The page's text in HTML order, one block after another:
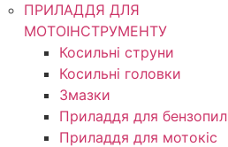
ПРИЛАДДЯ ДЛЯ
МОТОІНСТРУМЕНТУ
Косильні струни
Косильні головки
Змазки
Приладдя для бензопил
Приладдя для мотокіс